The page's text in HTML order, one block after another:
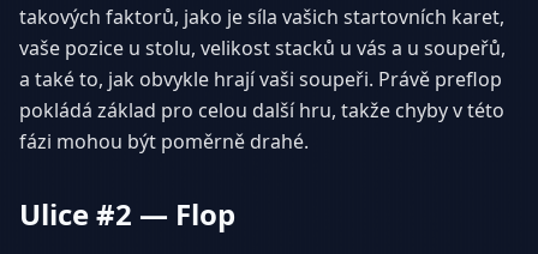
takových faktorů, jako je síla vašich startovních karet,
vaše pozice u stolu, velikost stacků u vás a u soupeřů,
a také to, jak obvykle hrají vaši soupeři. Právě preflop
pokládá základ pro celou další hru, takže chyby v této
fázi mohou být poměrně drahé.
Ulice #2 — Flop